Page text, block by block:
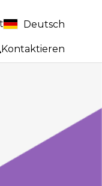
Deutsch
Kontaktieren